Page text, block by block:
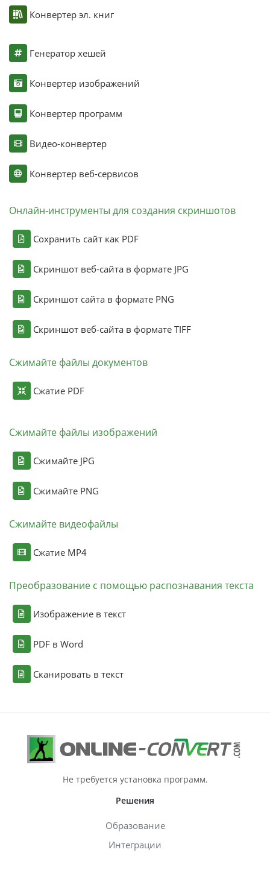
Конвертер эл. книг
Генератор хешей
Конвертер изображений
Конвертер программ
Видео-конвертер
Конвертер веб-сервисов
Онлайн-инструменты для создания скриншотов
Сохранить сайт как PDF
Скриншот веб-сайта в формате JPG
Скриншот сайта в формате PNG
Скриншот веб-сайта в формате TIFF
Сжимайте файлы документов
Сжатие PDF
Сжимайте файлы изображений
Сжимайте JPG
Сжимайте PNG
Сжимайте видеофайлы
Сжатие MP4
Преобразование с помощью распознавания текста
Изображение в текст
PDF в Word
Сканировать в текст
Не требуется установка программ.
Решения
Образование
Интеграции